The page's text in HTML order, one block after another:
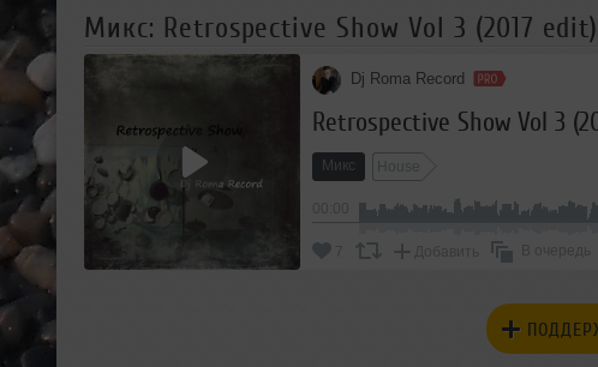
Микс: Retrospective Show Vol 3 (2017 edit)
Dj Roma Record
Retrospective Show Vol 3
Микс House
7 Добавить В очередь